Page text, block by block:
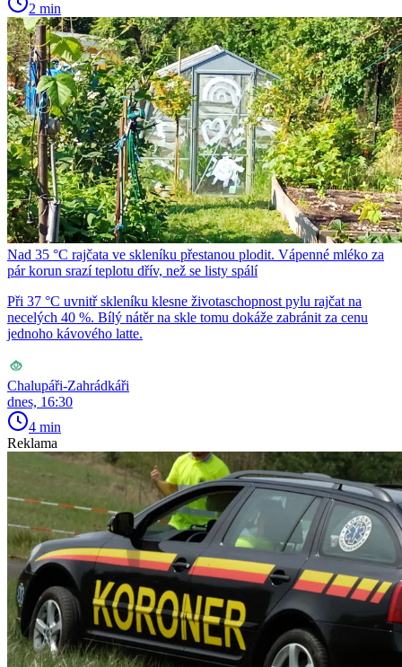
2 min
Nad 35 °C rajčata ve skleníku přestanou plodit. Vápenné mléko za
pár korun srazí teplotu dřív, než se listy spálí
Při 37 °C uvnitř skleníku klesne životaschopnost pylu rajčat na
necelých 40 %. Bílý nátěr na skle tomu dokáže zabránit za cenu
jednoho kávového latte.
Chalupáři-Zahrádkáři
dnes, 16:30
4 min
Reklama